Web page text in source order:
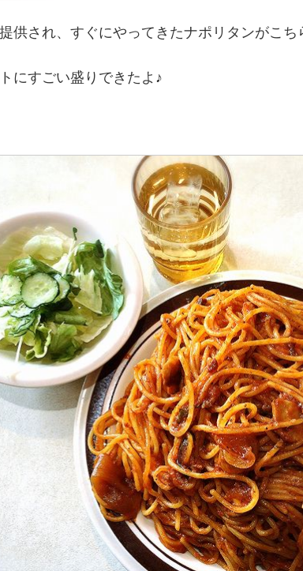
供され、すぐにやってきたナポリタンがこち
にすごい盛りできたよ♪